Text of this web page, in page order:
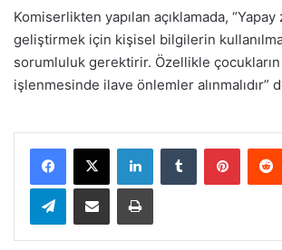
Komiserlikten yapılan açıklamada,
geliştirmek için kişisel bilgilerin
sorumluluk gerektirir. Özellikle
işlenmesinde ilave önlemler alınmalıdır”
Telegram